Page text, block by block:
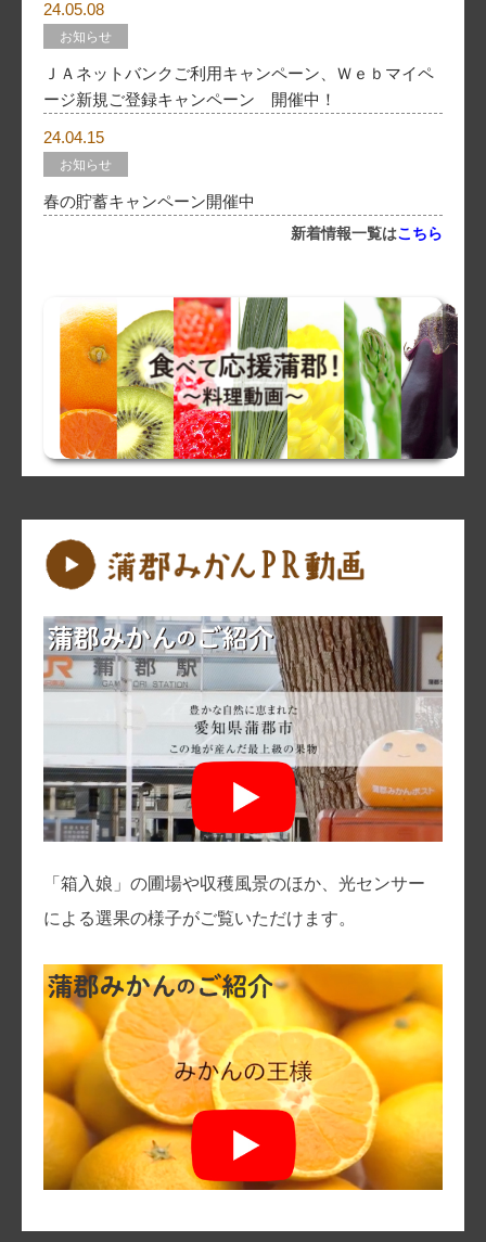
24.05.08
お知らせ
ＪＡネットバンクご利用キャンペーン、Ｗｅｂマイペ
ージ新規ご登録キャンペーン 開催中！
24.04.15
お知らせ
春の貯蓄キャンペーン開催中
新着情報一覧はこちら
蒲郡みかん PR動画
「箱入娘」の圃場や収穫風景のほか、光センサー
による選果の様子がご覧いただけます。
蒲郡みかん PR動画